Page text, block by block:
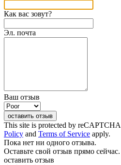
Как вас зовут?
Эл. почта
Ваш отзыв
оставить отзыв
This site is protected by
Policy and Terms of Service apply.
Пока нет ни одного отзыва.
Оставьте свой отзыв прямо сейчас.
оставить отзыв